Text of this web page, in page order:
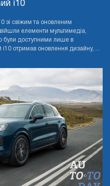
i10
зі свіжим та оновленим
елементи мультимедіа,
були доступними лише в
отримав оновлення дизайну, ...